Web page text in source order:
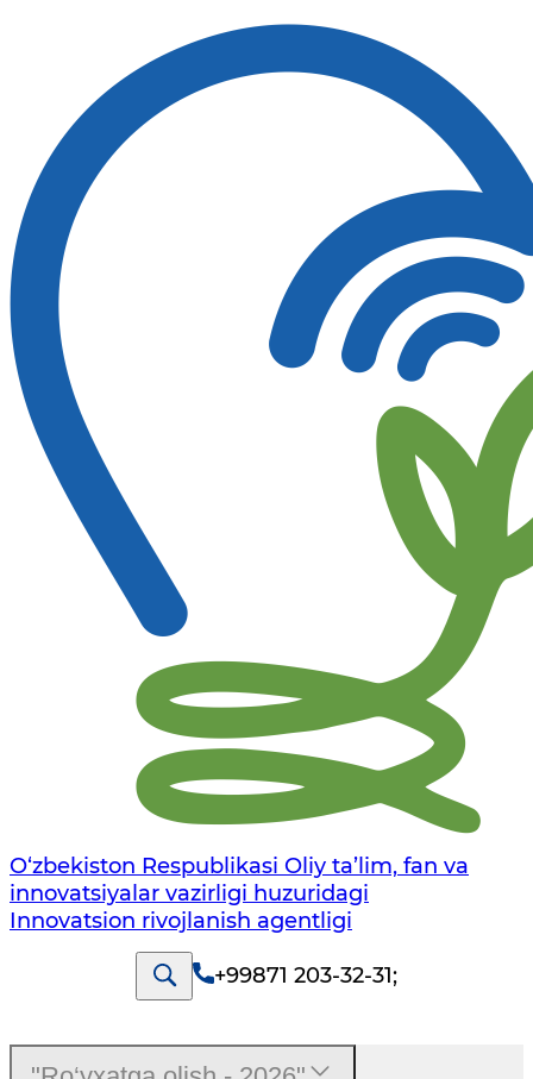
O‘zbekiston Respublikasi Oliy ta’lim, fan va
innovatsiyalar vazirligi huzuridagi
Innovatsion rivojlanish agentligi
+99871 203-32-31;